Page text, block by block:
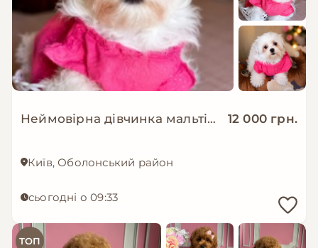
Неймовірна дівчинка мальтіпу 12 000 грн.
Київ, Оболонський район
сьогодні о 09:33
ТОП